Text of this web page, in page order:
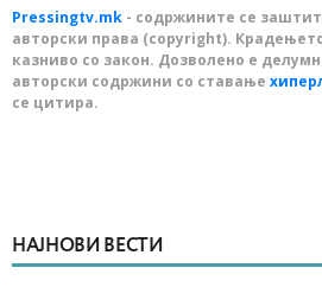
Pressingtv.mk - содржините се
авторски права (copyright).
казниво со закон. Дозволено е
авторски содржини со ставање
се цитира.
НАЈНОВИ ВЕСТИ